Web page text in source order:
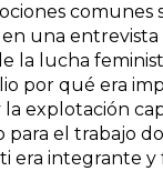
una entrevista
la lucha
por qué era
explotación
para el trabajo
era integrante y